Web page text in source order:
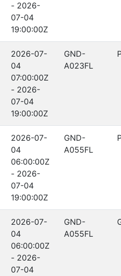
- 2026-
07-04
19:00:00Z
2026-07-
04
07:00:00Z
- 2026-
07-04
19:00:00Z
GND-
A023FL
2026-07-
04
06:00:00Z
- 2026-
07-04
19:00:00Z
GND-
A055FL
2026-07-
04
06:00:00Z
- 2026-
07-04
GND-
A055FL